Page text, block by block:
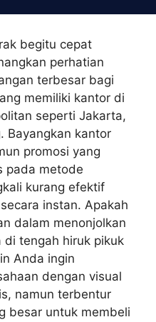
begitu cepat
perhatian
terbesar bagi
memiliki kantor di
seperti Jakarta,
Bayangkan kantor
promosi yang
pada metode
kurang efektif
instan. Apakah
dalam menonjolkan
tengah hiruk pikuk
Anda ingin
dengan visual
namun terbentur
besar untuk membeli